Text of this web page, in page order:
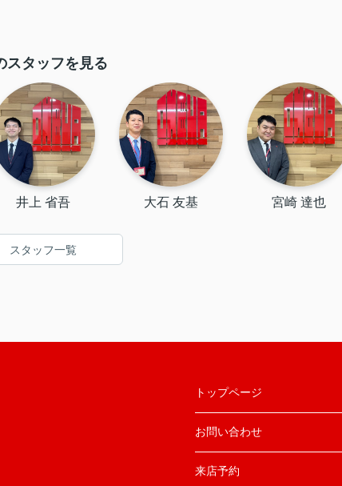
スタッフを見る
井上 省吾 大石 友基 宮崎 達也
スタッフ一覧
トップページ
お問い合わせ
来店予約